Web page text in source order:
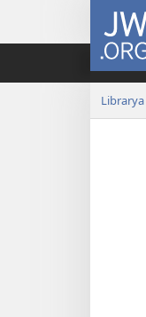
JW.ORG
Librarya